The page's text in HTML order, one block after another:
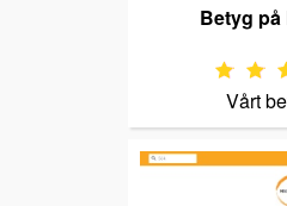
Betyg på
Vårt